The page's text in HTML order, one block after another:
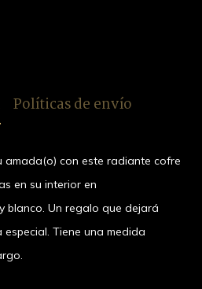
Políticas de envío
amada(o) con este radiante cofre
en su interior en
blanco. Un regalo que dejará
Tiene una medida